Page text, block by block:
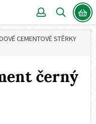
CEMENTOVÉ STĚRKY
černý